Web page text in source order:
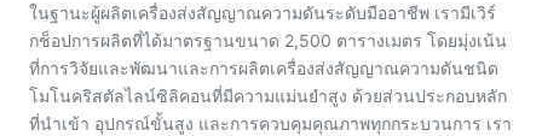
ในฐานะผู้ผลิตเครื่องส่งสัญญาณความดันระดับมืออาชีพ เรามีเวิร์
กช็อปการผลิตที่ได้มาตรฐานขนาด 2,500 ตารางเมตร โดยมุ่งเน้น
ที่การวิจัยและพัฒนาและการผลิตเครื่องส่งสัญญาณความดันชนิด
โมโนคริสตัลไลน์ซิลิคอนที่มีความแม่นยำสูง ด้วยส่วนประกอบหลัก
ที่นำเข้า อุปกรณ์ขั้นสูง และการควบคุมคุณภาพทุกกระบวนการ เรา